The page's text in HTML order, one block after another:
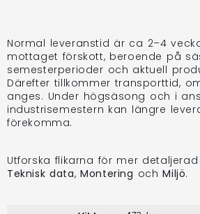
Normal leveranstid är ca 2–4
mottaget förskott, beroende på
semesterperioder och aktuell
Därefter tillkommer transporttid,
anges. Under högsäsong och i
industrisemestern kan längre
förekomma.
Utforska flikarna för mer
Teknisk data,Montering ochMiljö.